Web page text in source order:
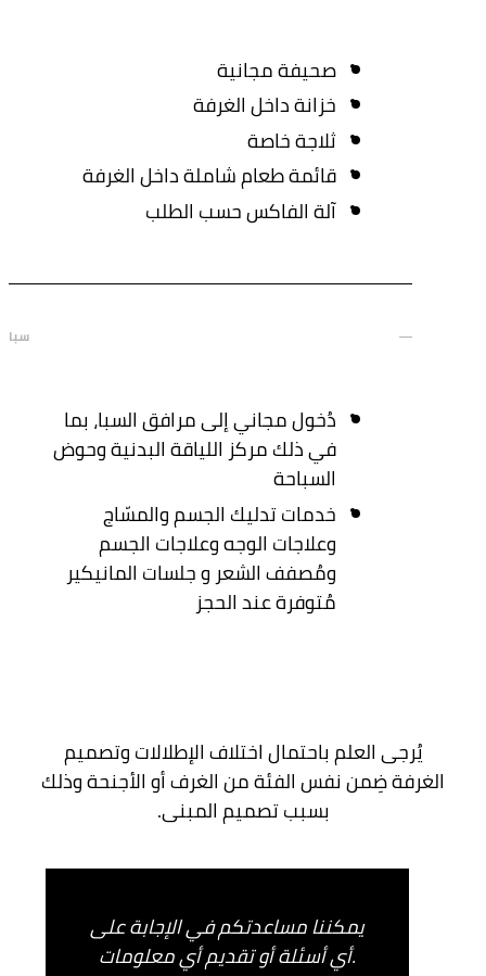
صحيفة مجانية
خزانة داخل الغرفة
ثلاجة خاصة
قائمة طعام شاملة داخل الغرفة
آلة الفاكس حسب الطلب
سبا
دُخول مجاني إلى مرافق السبا، بما
في ذلك مركز اللياقة البدنية وحوض
السباحة
خدمات تدليك الجسم والمسّاج
وعلاجات الوجه وعلاجات الجسم
ومُصفف الشعر و جلسات المانيكير
مُتوفرة عند الحجز
يُرجى العلم باحتمال اختلاف الإطلالات وتصميم
الغرفة ضِمن نفس الفئة من الغرف أو الأجنحة وذلك
بسبب تصميم المبنى.
يمكننا مساعدتكم في الإجابة على
أي أسئلة أو تقديم أي معلومات.